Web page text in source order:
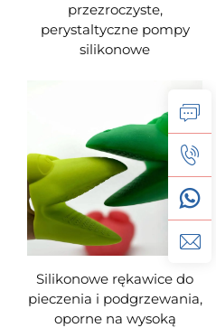
przezroczyste,
perystaltyczne pompy
silikonowe
Silikonowe rękawice do
pieczenia i podgrzewania,
oporne na wysoką